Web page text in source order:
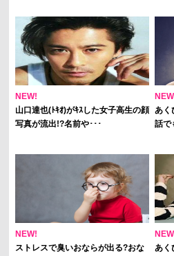
NEW!
山口達也(ﾄｷｵ)がｷｽした女子高生の顔
写真が流出!?名前や･･･
あく
話で
NEW!
ストレスで臭いおならが出る?おな
あく